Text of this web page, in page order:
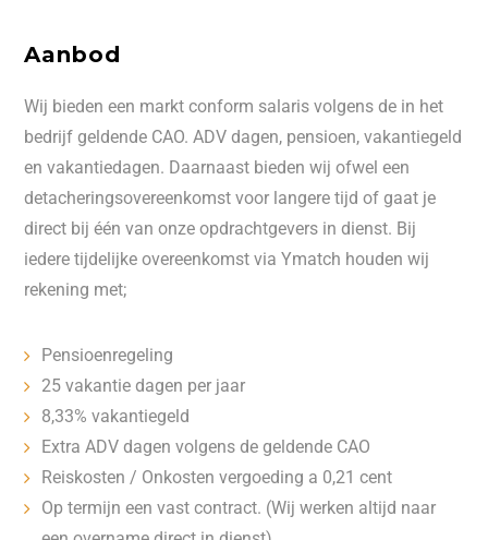
Aanbod
Wij bieden een markt conform salaris volgens de in het
bedrijf geldende CAO. ADV dagen, pensioen, vakantiegeld
en vakantiedagen. Daarnaast bieden wij ofwel een
detacheringsovereenkomst voor langere tijd of gaat je
direct bij één van onze opdrachtgevers in dienst. Bij
iedere tijdelijke overeenkomst via Ymatch houden wij
rekening met;
Pensioenregeling
25 vakantie dagen per jaar
8,33% vakantiegeld
Extra ADV dagen volgens de geldende CAO
Reiskosten / Onkosten vergoeding a 0,21 cent
Op termijn een vast contract. (Wij werken altijd naar